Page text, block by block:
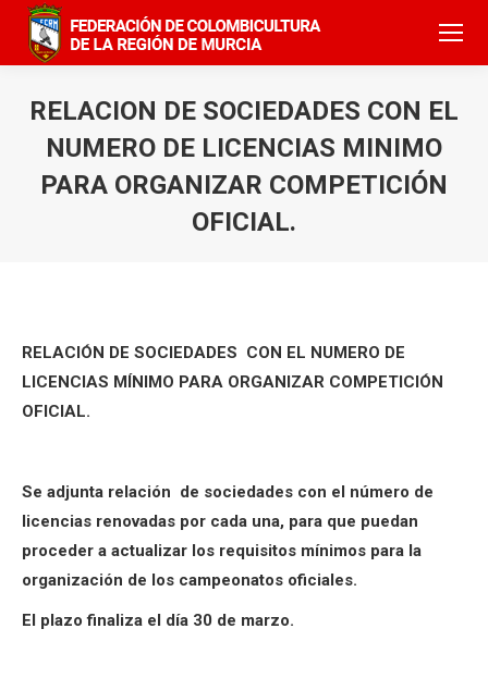
RELACION DE SOCIEDADES CON EL
NUMERO DE LICENCIAS MINIMO
PARA ORGANIZAR COMPETICIÓN
OFICIAL.
RELACIÓN DE SOCIEDADES CON EL NUMERO DE
LICENCIAS MÍNIMO PARA ORGANIZAR COMPETICIÓN
OFICIAL.
Se adjunta relación de sociedades con el número de
licencias renovadas por cada una, para que puedan
proceder a actualizar los requisitos mínimos para la
organización de los campeonatos oficiales.
El plazo finaliza el día 30 de marzo.